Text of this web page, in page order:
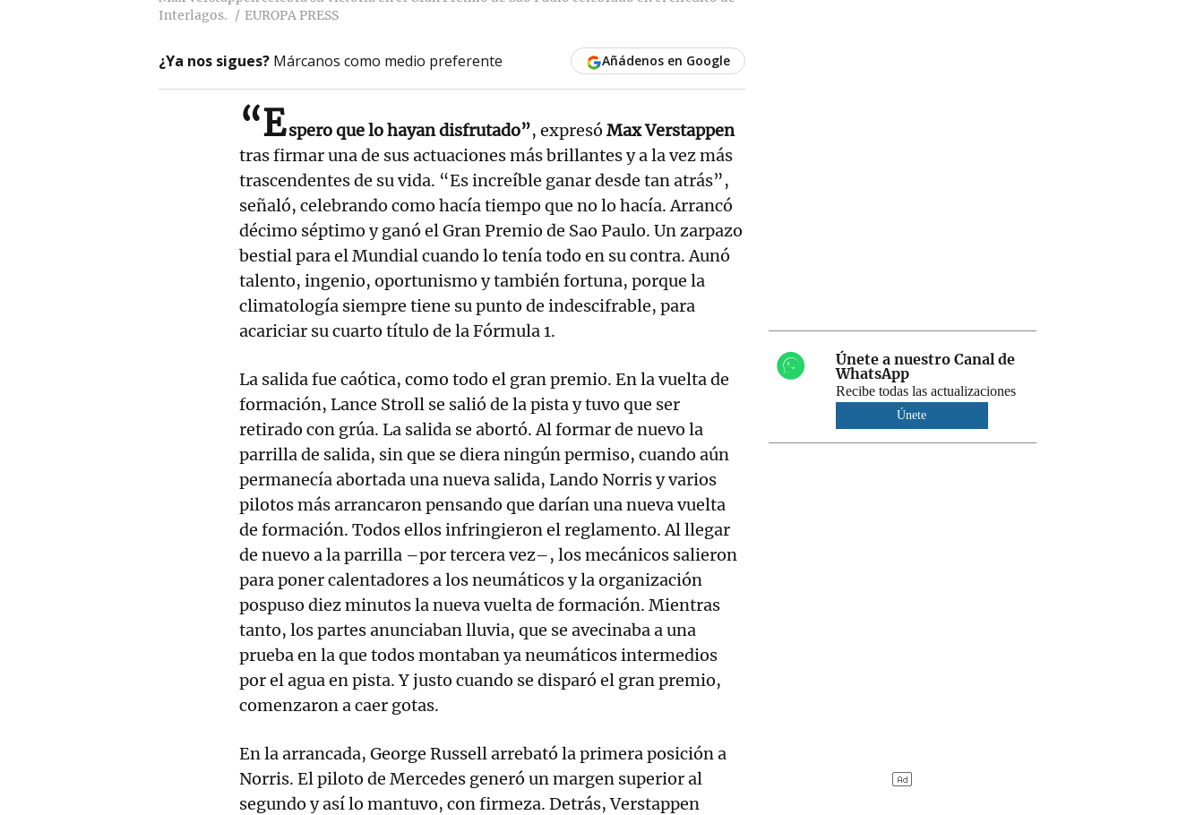
Interlagos.
EUROPA PRESS
¿Ya nos sigues? Márcanos como medio preferente Añádenos en Google
“Espero que lo hayan disfrutado”, expresó Max Verstappen
tras firmar una de sus actuaciones más brillantes y a la vez más
trascendentes de su vida. “Es increíble ganar desde tan atrás”,
señaló, celebrando como hacía tiempo que no lo hacía. Arrancó
décimo séptimo y ganó el Gran Premio de Sao Paulo. Un zarpazo
bestial para el Mundial cuando lo tenía todo en su contra. Aunó
talento, ingenio, oportunismo y también fortuna, porque la
climatología siempre tiene su punto de indescifrable, para
acariciar su cuarto título de la Fórmula 1.
La salida fue caótica, como todo el gran premio. En la vuelta de
formación, Lance Stroll se salió de la pista y tuvo que ser
retirado con grúa. La salida se abortó. Al formar de nuevo la
parrilla de salida, sin que se diera ningún permiso, cuando aún
permanecía abortada una nueva salida, Lando Norris y varios
pilotos más arrancaron pensando que darían una nueva vuelta
de formación. Todos ellos infringieron el reglamento. Al llegar
de nuevo a la parrilla –por tercera vez–, los mecánicos salieron
para poner calentadores a los neumáticos y la organización
pospuso diez minutos la nueva vuelta de formación. Mientras
tanto, los partes anunciaban lluvia, que se avecinaba a una
prueba en la que todos montaban ya neumáticos intermedios
por el agua en pista. Y justo cuando se disparó el gran premio,
comenzaron a caer gotas.
En la arrancada, George Russell arrebató la primera posición a
Norris. El piloto de Mercedes generó un margen superior al
segundo y así lo mantuvo, con firmeza. Detrás, Verstappen
Únete a nuestro Canal de
WhatsApp
Recibe todas las actualizaciones
Únete